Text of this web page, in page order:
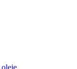
oleje